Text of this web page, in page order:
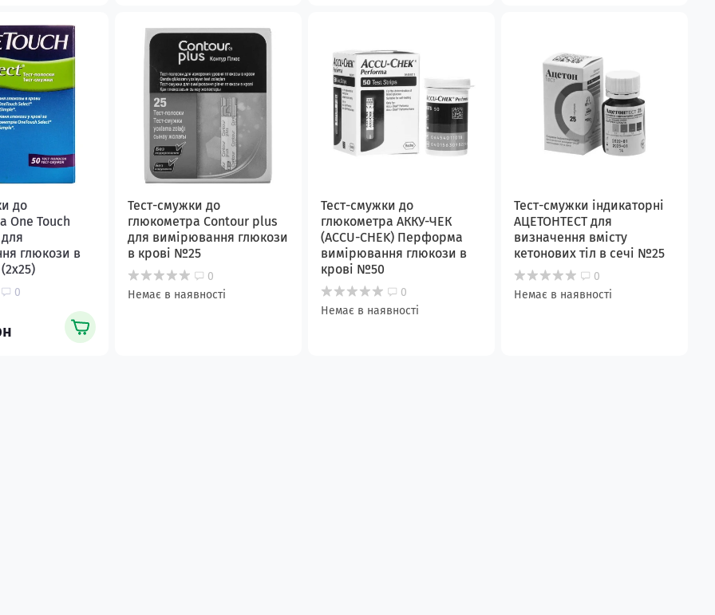
до
One Touch
глюкози в
0
Тест-смужки до
глюкометра Contour plus
для вимірювання глюкози
в крові №25
0
Немає в наявності
Тест-смужки до
глюкометра АККУ-ЧЕК
(ACCU-CHEK) Перформа
вимірювання глюкози в
крові №50
0
Немає в наявності
Тест-смужки індикаторні
АЦЕТОНТЕСТ для
визначення вмісту
кетонових тіл в сечі №25
0
Немає в наявності